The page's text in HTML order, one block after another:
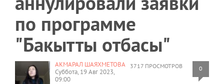
по программе
"Бакытты отбасы"
3717 ПРОСМОТРОВ 0
АКМАРАЛ ШАЯХМЕТОВА
Суббота, 19 Авг 2023,
09:00